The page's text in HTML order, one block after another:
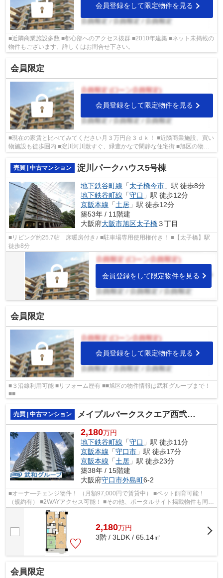
会員登録をして限定物件を見る
■近隣商業施設多数 ■都心部へのアクセス抜群 ■2010年建築 ■ネット未掲載の
物件もございます、詳しくはお問合せ下さい。
会員限定
会員登録をして限定物件を見る
■現在の家賃と比べてみてください月３万円台３ｄｋ！ ■近隣商業施設、買い
物施設も徒歩圏内 ■淀川河川敷すぐ、緑豊かなで閑静な住宅街 ■旭区の物件
情報は武和グループまで！
売買 | 中古マンション
淀川パークハウス5号棟
地下鉄谷町線 「太子橋今市 」駅 徒歩8分
地下鉄谷町線 「守口 」駅 徒歩12分
京阪本線 「土居 」駅 徒歩12分
築53年 / 11階建
大阪府大阪市旭区太子橋３丁目
■リビング約25.7帖 床暖房付き♪ ■駐車場専用使用権付き！ ■【太子橋】駅
徒歩8分
会員登録をして限定物件を見る
会員限定
会員登録をして限定物件を見る
■３沿線利用可能 ■リフォーム歴有 ■■旭区の物件情報は武和グループまで！
■■
売買 | 中古マンション メイプルパークスクエア西弐番街
2,180万円
地下鉄谷町線 「守口 」駅 徒歩11分
京阪本線 「守口市 」駅 徒歩17分
京阪本線 「土居 」駅 徒歩23分
築38年 / 15階建
大阪府守口市外島町6-2
■オーナ―チェンジ物件！ （月額97,000円で賃貸中） ■ペット飼育可能！
（規約有） ■2WAYアクセス可能！ ■その他、ポータルサイト掲載物件も同時
内覧可能です♪
2,180万円
3階 / 3LDK / 65.14㎡
会員限定